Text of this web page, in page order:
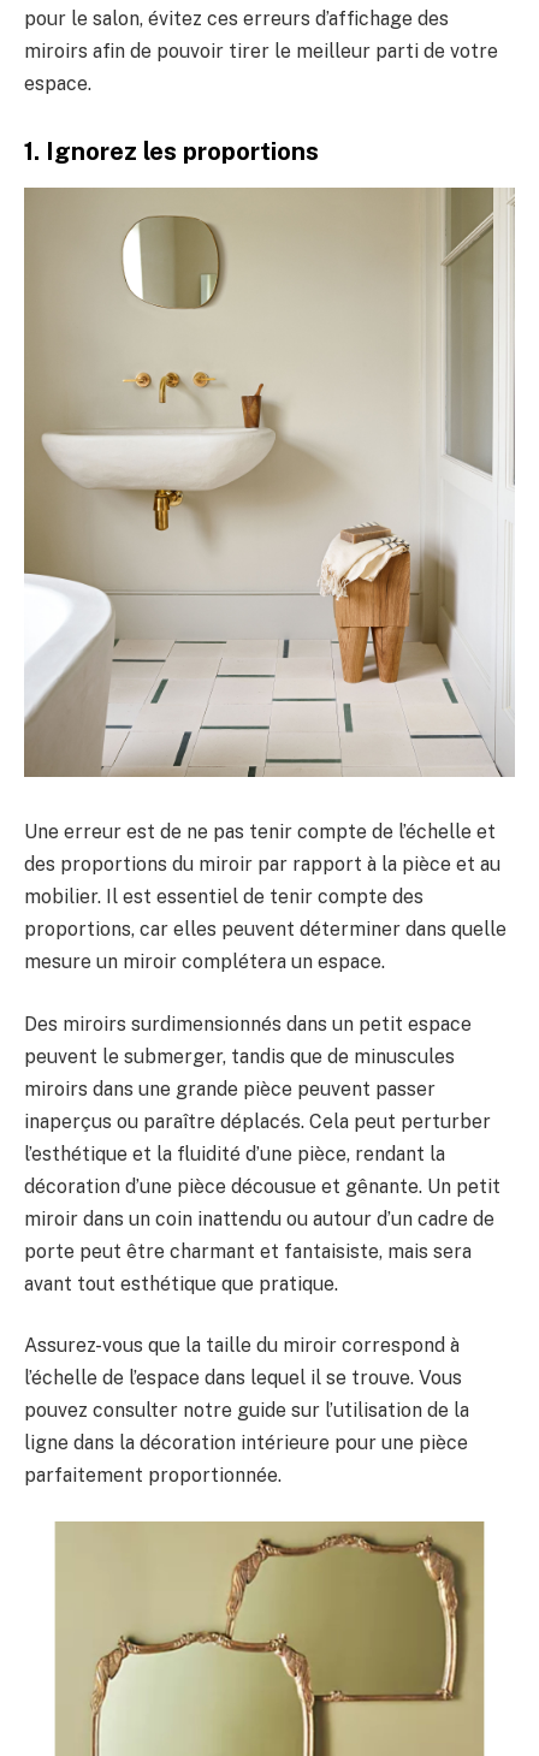
pour le salon, évitez ces erreurs d’affichage des
miroirs afin de pouvoir tirer le meilleur parti de votre
espace.
1. Ignorez les proportions
Une erreur est de ne pas tenir compte de l’échelle et
des proportions du miroir par rapport à la pièce et au
mobilier. Il est essentiel de tenir compte des
proportions, car elles peuvent déterminer dans quelle
mesure un miroir complétera un espace.
Des miroirs surdimensionnés dans un petit espace
peuvent le submerger, tandis que de minuscules
miroirs dans une grande pièce peuvent passer
inaperçus ou paraître déplacés. Cela peut perturber
l’esthétique et la fluidité d’une pièce, rendant la
décoration d’une pièce décousue et gênante. Un petit
miroir dans un coin inattendu ou autour d’un cadre de
porte peut être charmant et fantaisiste, mais sera
avant tout esthétique que pratique.
Assurez-vous que la taille du miroir correspond à
l’échelle de l’espace dans lequel il se trouve. Vous
pouvez consulter notre guide sur l’utilisation de la
ligne dans la décoration intérieure pour une pièce
parfaitement proportionnée.